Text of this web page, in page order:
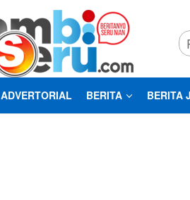
ADVERTORIAL BERITA BERITA